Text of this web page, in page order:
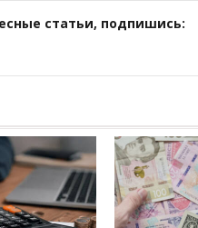
статьи, подпишись: